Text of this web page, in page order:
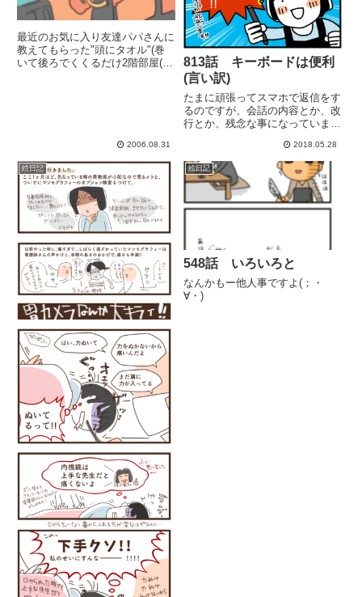
最近のお気に入り友達パパさんに
教えてもらった"頭にタオル"(巻
いて後ろでくくるだけ2階部屋(す
2006.08.31
813話 キーボードは便利
(言い訳)
たまに頑張ってスマホで返信をす
るのですが、会話の内容とか、改
行とか、残念な事になっていま
2018.05.28
絵日記 絵日記
548話 いろいろと
なんかもー他人事ですよ(；・
∀・)